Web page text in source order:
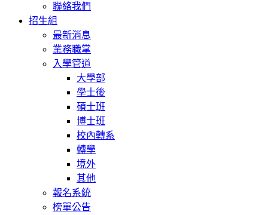
聯絡我們
招生組
最新消息
業務職掌
入學管道
大學部
學士後
碩士班
博士班
校內轉系
轉學
境外
其他
報名系統
榜單公告